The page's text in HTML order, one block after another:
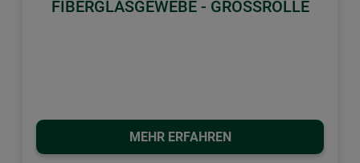
FIBERGLASGEWEBE - GROSSROLLE
MEHR ERFAHREN